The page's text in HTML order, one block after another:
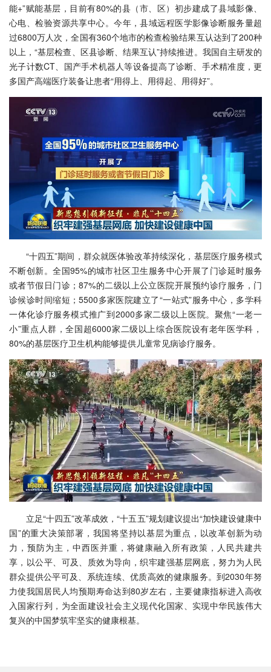
能+”赋能基层，目前有80%的县（市、区）初步建成了县域影像、
心电、检验资源共享中心。今年，县域远程医学影像诊断服务量超
过6800万人次，全国有360个地市的检查检验结果互认达到了200种
以上，“基层检查、区县诊断、结果互认”持续推进。我国自主研发的
光子计数CT、国产手术机器人等设备提高了诊断、手术精准度，更
多国产高端医疗装备让患者“用得上、用得起、用得好”。
“十四五”期间，群众就医体验改革持续深化，基层医疗服务模式
不断创新。全国95%的城市社区卫生服务中心开展了门诊延时服务
或者节假日门诊；87%的二级以上公立医院开展预约诊疗服务，门
诊候诊时间缩短；5500多家医院建立了“一站式”服务中心，多学科
一体化诊疗服务模式推广到2000多家二级以上医院。聚焦“一老一
小”重点人群，全国超6000家二级以上综合医院设有老年医学科，
80%的基层医疗卫生机构能够提供儿童常见病诊疗服务。
立足“十四五”改革成效，“十五五”规划建议提出“加快建设健康中
国”的重大决策部署，我国将坚持以基层为重点，以改革创新为动
力，预防为主，中西医并重，将健康融入所有政策，人民共建共
享，以公平、可及、质效为导向，织牢建强基层网底，努力为人民
群众提供公平可及、系统连续、优质高效的健康服务。到2030年努
力使我国居民人均预期寿命达到80岁左右，主要健康指标进入高收
入国家行列，为全面建设社会主义现代化国家、实现中华民族伟大
复兴的中国梦筑牢坚实的健康根基。